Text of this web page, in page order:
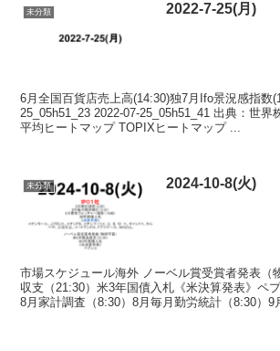
未分類 2022-7-25(月)
6月全国百貨店売上高(14:30)独7月Ifo景況感指数
25_05h51_23 2022-07-25_05h51_41 出典：世界
平均ヒートマップ TOPIXヒートマップ ...
未分類 2024-10-8(火)
市場スケジュール海外 ノーベル賞受賞者発表（
収支（21:30）米3年国債入札《米決算発表》ペ
8月家計調査（8:30）8月毎月勤労統計（8:30）9